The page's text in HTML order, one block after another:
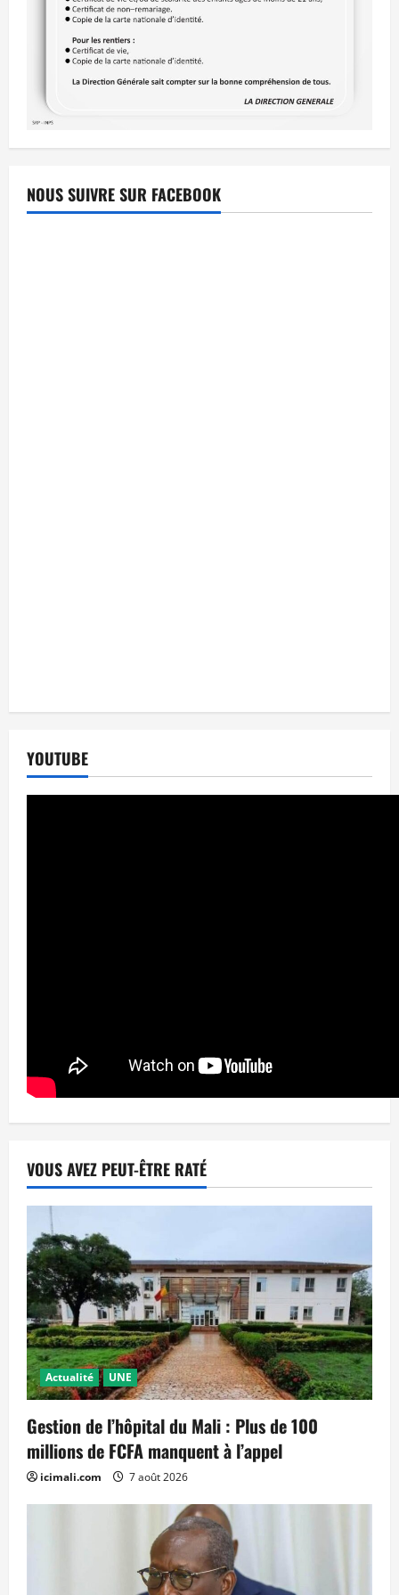
NOUS SUIVRE SUR FACEBOOK
YOUTUBE
VOUS AVEZ PEUT-ÊTRE RATÉ
Actualité UNE
Gestion de l’hôpital du Mali : Plus de 100
millions de FCFA manquent à l’appel
icimali.com 7 août 2026